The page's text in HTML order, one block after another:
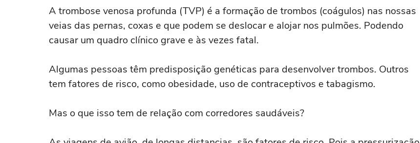
A trombose venosa profunda (TVP) é a formação de trombos (coágulos) nas nossas
veias das pernas, coxas e que podem se deslocar e alojar nos pulmões. Podendo
causar um quadro clínico grave e às vezes fatal.
Algumas pessoas têm predisposição genéticas para desenvolver trombos. Outros
tem fatores de risco, como obesidade, uso de contraceptivos e tabagismo.
Mas o que isso tem de relação com corredores saudáveis?